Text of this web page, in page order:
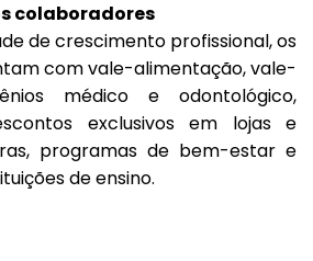
colaboradores
de crescimento profissional, os
com vale-alimentação, vale-
médico e odontológico,
exclusivos em lojas e
programas de bem-estar e
de ensino.